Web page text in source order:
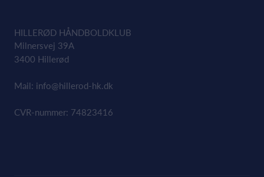
HILLERØD HÅNDBOLDKLUB
Milnersvej 39A
3400 Hillerød
Mail: info@hillerod-hk.dk
CVR-nummer: 74823416